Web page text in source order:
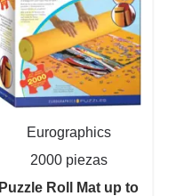
Eurographics
2000 piezas
Puzzle Roll Mat up to